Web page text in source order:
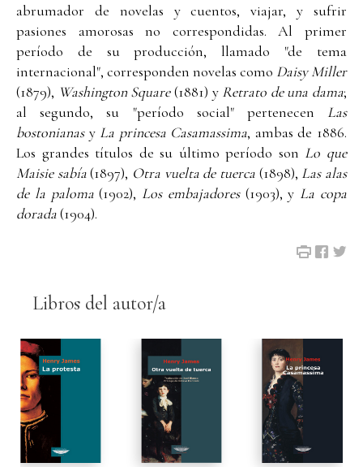
abrumador de novelas y cuentos, viajar, y sufrir
pasiones amorosas no correspondidas. Al primer
período de su producción, llamado "de tema
internacional", corresponden novelas como Daisy Miller
(1879), Washington Square(1881) y Retrato de una dama;
al segundo, su "período social" pertenecen Las
bostonianasy La princesa Casamassima, ambas de 1886.
Los grandes títulos de su último período son Lo que
Maisie sabía(1897), Otra vuelta de tuerca (1898), Las alas
de la paloma(1902), Los embajadores(1903), y La copa
dorada(1904).
Libros del autor/a